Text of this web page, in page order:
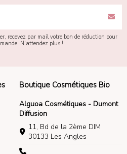
recevez par mail votre bon de réduction pour
N'attendez plus !
Boutique Cosmétiques Bio
Alguoa Cosmétiques - Dumont
Diffusion
11, Bd de la 2ème DIM
30133 Les Angles